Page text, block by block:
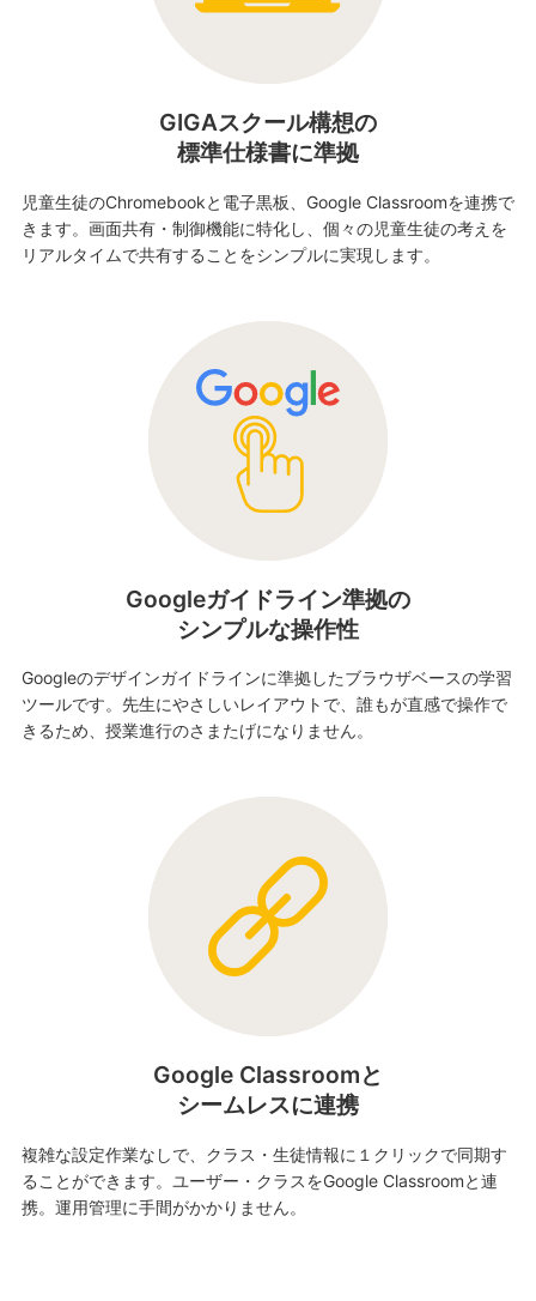
GIGAスクール構想の
標準仕様書に準拠
児童生徒のChromebookと電子黒板、Google Classroomを連携で
きます。画面共有・制御機能に特化し、個々の児童生徒の考えを
リアルタイムで共有することをシンプルに実現します。
Googleガイドライン準拠の
シンプルな操作性
Googleのデザインガイドラインに準拠したブラウザベースの学習
ツールです。先生にやさしいレイアウトで、誰もが直感で操作で
きるため、授業進行のさまたげになりません。
Google Classroomと
シームレスに連携
複雑な設定作業なしで、クラス・生徒情報に１クリックで同期す
ることができます。ユーザー・クラスをGoogle Classroomと連
携。運用管理に手間がかかりません。